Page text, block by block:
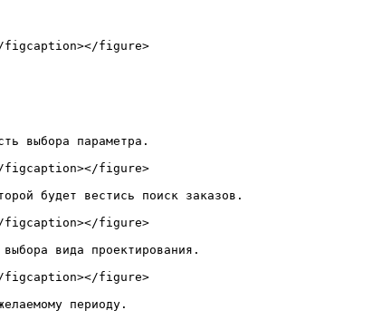
figcaption></figure>
выбора параметра.
figcaption></figure>
будет вестись поиск заказов.
figcaption></figure>
вида проектирования.
figcaption></figure>
периоду.